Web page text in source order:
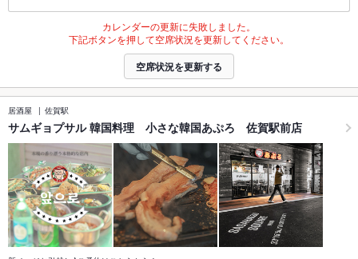
カレンダーの更新に失敗しました。
下記ボタンを押して空席状況を更新してください。
空席状況を更新する
居酒屋 佐賀駅
サムギョプサル 韓国料理 小さな韓国あぷろ 佐賀駅前店